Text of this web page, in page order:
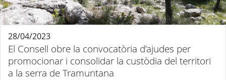
El Consell obre la convocatòria d’ajudes per
promocionar i consolidar la custòdia del territori
a la serra de Tramuntana
28/04/2023